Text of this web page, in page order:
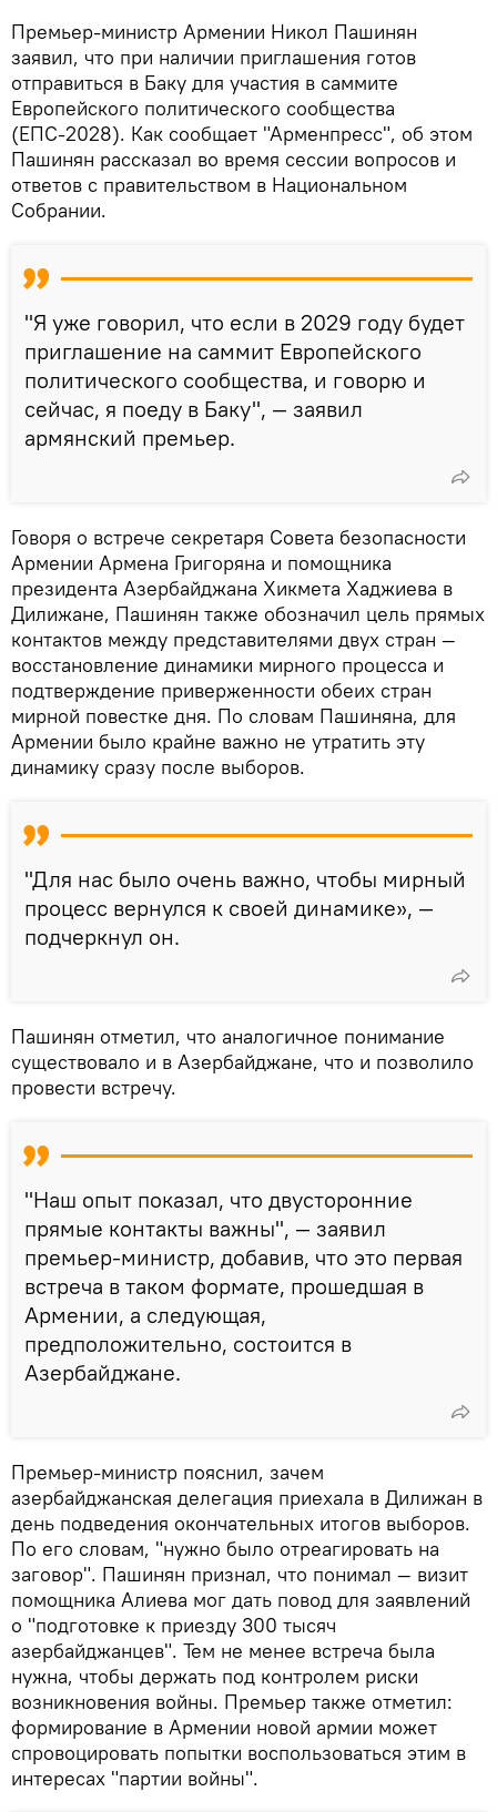
Премьер-министр Армении Никол Пашинян
заявил, что при наличии приглашения готов
отправиться в Баку для участия в саммите
Европейского политического сообщества
(ЕПС-2028). Как сообщает "Арменпресс", об этом
Пашинян рассказал во время сессии вопросов и
ответов с правительством в Национальном
Собрании.
"Я уже говорил, что если в 2029 году будет
приглашение на саммит Европейского
политического сообщества, и говорю и
сейчас, я поеду в Баку", — заявил
армянский премьер.
Говоря о встрече секретаря Совета безопасности
Армении Армена Григоряна и помощника
президента Азербайджана Хикмета Хаджиева в
Дилижане, Пашинян также обозначил цель прямых
контактов между представителями двух стран —
восстановление динамики мирного процесса и
подтверждение приверженности обеих стран
мирной повестке дня. По словам Пашиняна, для
Армении было крайне важно не утратить эту
динамику сразу после выборов.
"Для нас было очень важно, чтобы мирный
процесс вернулся к своей динамике», —
подчеркнул он.
Пашинян отметил, что аналогичное понимание
существовало и в Азербайджане, что и позволило
провести встречу.
"Наш опыт показал, что двусторонние
прямые контакты важны", — заявил
премьер-министр, добавив, что это первая
встреча в таком формате, прошедшая в
Армении, а следующая,
предположительно, состоится в
Азербайджане.
Премьер-министр пояснил, зачем
азербайджанская делегация приехала в Дилижан в
день подведения окончательных итогов выборов.
По его словам, "нужно было отреагировать на
заговор". Пашинян признал, что понимал — визит
помощника Алиева мог дать повод для заявлений
о "подготовке к приезду 300 тысяч
азербайджанцев". Тем не менее встреча была
нужна, чтобы держать под контролем риски
возникновения войны. Премьер также отметил:
формирование в Армении новой армии может
спровоцировать попытки воспользоваться этим в
интересах "партии войны".